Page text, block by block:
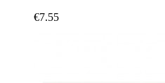
€7.55